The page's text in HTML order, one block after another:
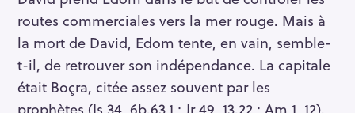
routes commerciales vers la mer rouge. Mais à
la mort de David, Edom tente, en vain, semble-
t-il, de retrouver son indépendance. La capitale
était Boçra, citée assez souvent par les
prophètes (Is 34, 6b.63,1 ; Jr 49, 13.22 ; Am 1, 12).